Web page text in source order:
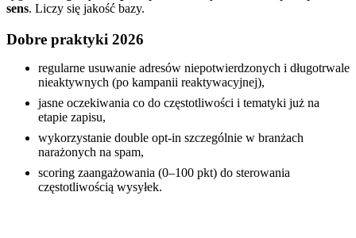
sens. Liczy się jakość bazy.
Dobre praktyki 2026
regularne usuwanie adresów niepotwierdzonych i długotrwale
nieaktywnych (po kampanii reaktywacyjnej),
jasne oczekiwania co do częstotliwości i tematyki już na
etapie zapisu,
wykorzystanie double opt-in szczególnie w branżach
narażonych na spam,
scoring zaangażowania (0–100 pkt) do sterowania
częstotliwością wysyłek.